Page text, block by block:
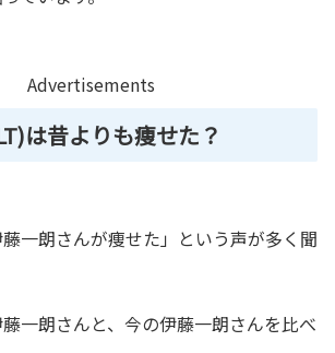
Advertisements
は昔よりも痩せた？
一朗さんが痩せた」という声が多く聞
一朗さんと、今の伊藤一朗さんを比べ